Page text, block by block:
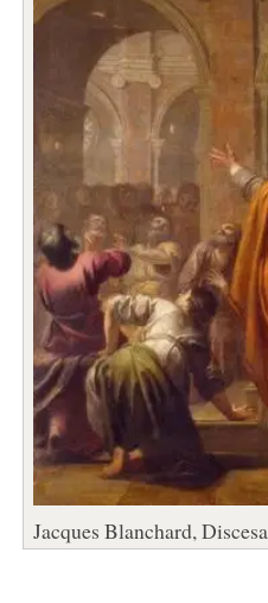
Jacques Blanchard,